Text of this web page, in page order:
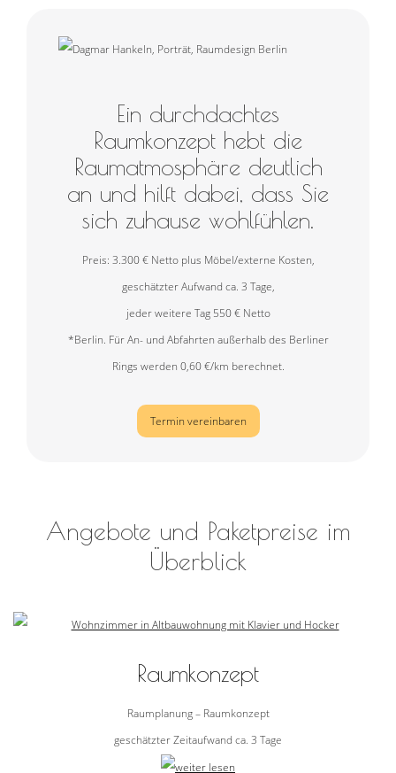
Ein durchdachtes
Raumkonzept hebt die
Raumatmosphäre deutlich
an und hilft dabei, dass Sie
sich zuhause wohlfühlen.
Preis: 3.300 € Netto plus Möbel/externe Kosten,
geschätzter Aufwand ca. 3 Tage,
jeder weitere Tag 550 € Netto
*Berlin. Für An- und Abfahrten außerhalb des Berliner
Rings werden 0,60 €/km berechnet.
Termin vereinbaren
Angebote und Paketpreise im
Überblick
Raumkonzept
Raumplanung – Raumkonzept
geschätzter Zeitaufwand ca. 3 Tage